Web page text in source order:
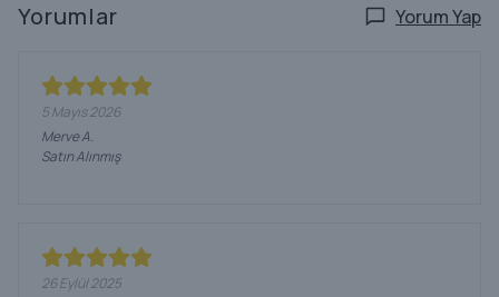
Yorumlar Yorum Yap
5 Mayıs 2026
MerveA.
Satın Alınmış
26 Eylül 2025